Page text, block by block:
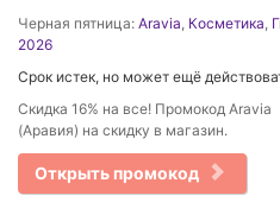
Черная пятница: Aravia Косметика
2026
Срок истек, но может ещё
Скидка 16% на все! Промокод Aravia
(Аравия) на скидку в магазин.
Открыть промокод